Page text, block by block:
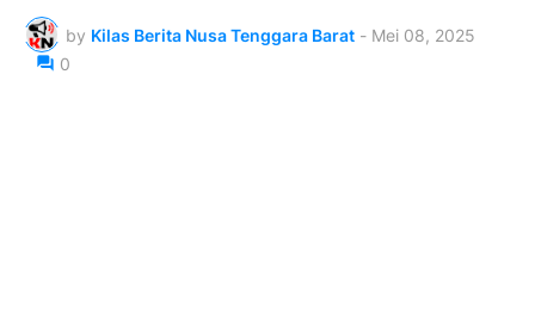
by Kilas Berita Nusa Tenggara Barat - Mei 08, 2025
0